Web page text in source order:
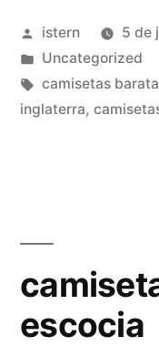
de
Publicado
por
istern
5 de
Publicado
en
Uncategorized
Etiquetas:
camisetas
inglaterra,
escocia